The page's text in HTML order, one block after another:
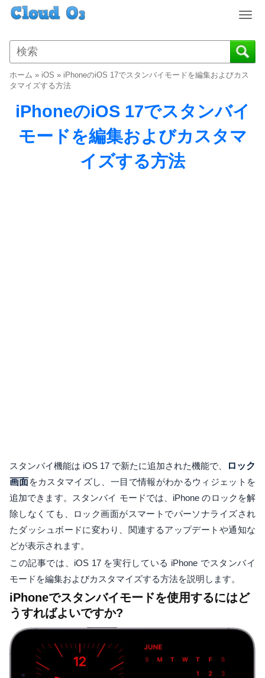
T
g
g
a
i
ホーム » iOS » iPhoneのiOS 17でスタンバイモードを編集およびカス
タマイズする方法
iPhoneのiOS 17でスタンバイ
モードを編集およびカスタマ
イズする方法
スタンバイ機能は iOS 17 で新たに追加された機能で、
ロック
画面をカスタマイズし、一目で情報がわかるウィジェットを
追加できます。スタンバイ モードでは、iPhone のロックを解
除しなくても、ロック画面がスマートでパーソナライズされ
たダッシュボードに変わり、関連するアップデートや通知な
どが表示されます。
この記事では、iOS 17 を実行している iPhone でスタンバイ
モードを編集およびカスタマイズする方法を説明します。
iPhoneでスタンバイモードを使用するにはど
うすればよいですか?